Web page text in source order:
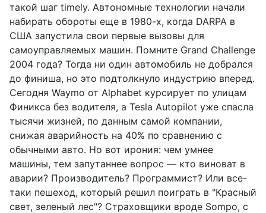
такой шаг timely. Автономные технологии начали
набирать обороты еще в 1980-х, когда DARPA в
США запустила свои первые вызовы для
самоуправляемых машин. Помните Grand Challenge
2004 года? Тогда ни один автомобиль не добрался
до финиша, но это подтолкнуло индустрию вперед.
Сегодня Waymo от Alphabet курсирует по улицам
Финикса без водителя, а Tesla Autopilot уже спасла
тысячи жизней, по данным самой компании,
снижая аварийность на 40% по сравнению с
обычными авто. Но вот ирония: чем умнее
машины, тем запутаннее вопрос — кто виноват в
аварии? Производитель? Программист? Или все-
таки пешеход, который решил поиграть в "Красный
свет, зеленый лес"? Страховщики вроде Sompo, с